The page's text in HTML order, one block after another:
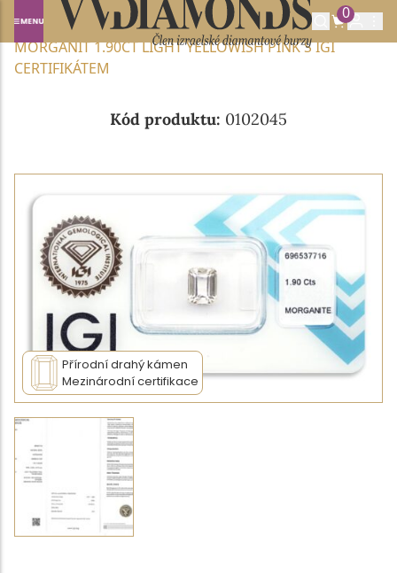
0
Domů
DRAHOKAMY A POLODRAHOKAMY
MORGANIT 1.90CT LIGHT YELLOWISH PINK S IGI
CERTIFIKÁTEM
Kód produktu: 0102045
Přírodní drahý kámen
Mezinárodní certifikace